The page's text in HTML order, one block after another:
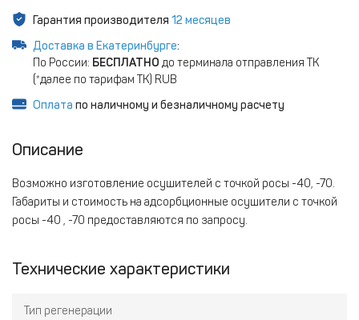
Гарантия производителя 12 месяцев
Доставка в Екатеринбурге:
По России: БЕСПЛАТНО до терминала отправления ТК
(*далее по тарифам ТК) RUB
Оплата по наличному и безналичному расчету
Описание
Возможно изготовление осушителей с точкой росы -40, -70.
Габариты и стоимость на адсорбционные осушители с точкой
росы -40 , -70 предоставляются по запросу.
Технические характеристики
Тип регенерации